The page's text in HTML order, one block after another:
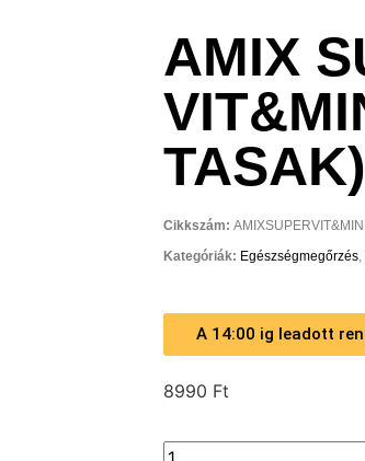
AMIX
TASAK)
Cikkszám:
Kategóriák: Egészségmegőrzés,
A 14:00 ig leadott
8990 Ft